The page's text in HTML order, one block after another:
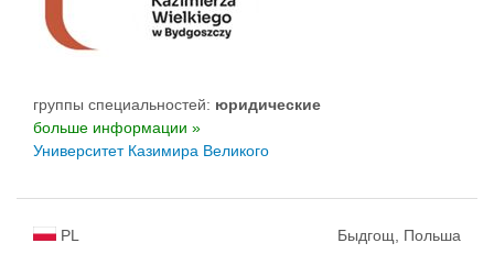
группы специальностей: юридические
больше информации »
Университет Казимира Великого
PL Быдгощ, Польша